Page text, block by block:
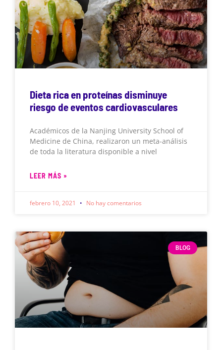
Dieta rica en proteínas disminuye
riesgo de eventos cardiovasculares
Académicos de la Nanjing University School of
Medicine de China, realizaron un meta-análisis
de toda la literatura disponible a nivel
LEER MÁS »
febrero 10, 2021 No hay comentarios
BLOG